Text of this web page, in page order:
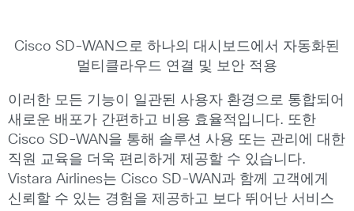
Cisco SD-WAN으로 하나의 대시보드에서 자동화된
멀티클라우드 연결 및 보안 적용
이러한 모든 기능이 일관된 사용자 환경으로 통합되어
새로운 배포가 간편하고 비용 효율적입니다. 또한
Cisco SD-WAN을 통해 솔루션 사용 또는 관리에 대한
직원 교육을 더욱 편리하게 제공할 수 있습니다.
Vistara Airlines는 Cisco SD-WAN과 함께 고객에게
신뢰할 수 있는 경험을 제공하고 보다 뛰어난 서비스